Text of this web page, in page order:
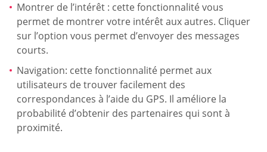
Montrer de l’intérêt : cette fonctionnalité vous
permet de montrer votre intérêt aux autres. Cliquer
sur l’option vous permet d’envoyer des messages
courts.
Navigation: cette fonctionnalité permet aux
utilisateurs de trouver facilement des
correspondances à l’aide du GPS. Il améliore la
probabilité d’obtenir des partenaires qui sont à
proximité.